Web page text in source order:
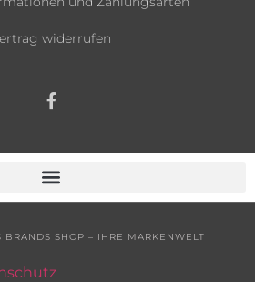
widerrufen
BRANDS SHOP – IHRE MARKENWELT